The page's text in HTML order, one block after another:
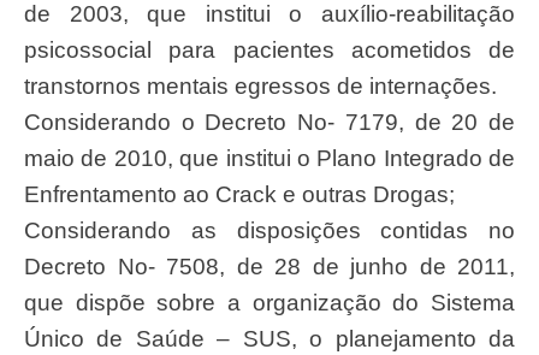
de 2003, que institui o auxílio-reabilitação
psicossocial para pacientes acometidos de
transtornos mentais egressos de internações.
Considerando o Decreto No- 7179, de 20 de
maio de 2010, que institui o Plano Integrado de
Enfrentamento ao Crack e outras Drogas;
Considerando as disposições contidas no
Decreto No- 7508, de 28 de junho de 2011,
que dispõe sobre a organização do Sistema
Único de Saúde – SUS, o planejamento da